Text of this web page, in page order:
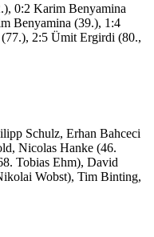
0:2 Karim Benyamina
Benyamina (39.), 1:4
2:5 Ümit Ergirdi (80.,
Schulz, Erhan Bahceci
Nicolas Hanke (46.
Tobias Ehm), David
Wobst), Tim Binting,